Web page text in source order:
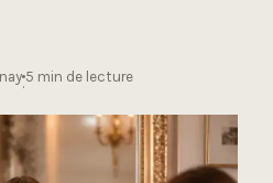
·
5 min de lecture